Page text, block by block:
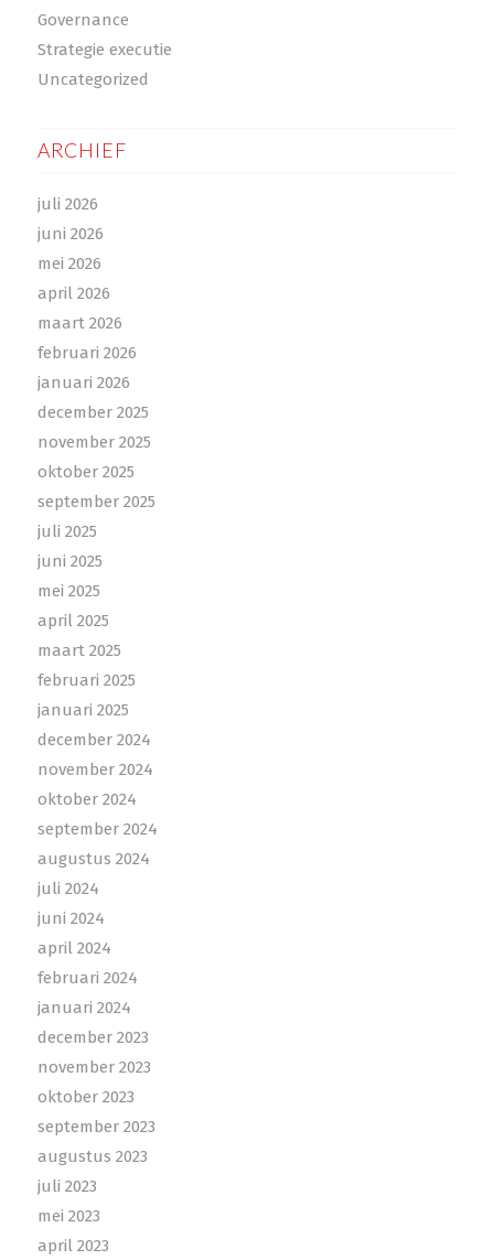
Governance
Strategie executie
Uncategorized
ARCHIEF
juli 2026
juni 2026
mei 2026
april 2026
maart 2026
februari 2026
januari 2026
december 2025
november 2025
oktober 2025
september 2025
juli 2025
juni 2025
mei 2025
april 2025
maart 2025
februari 2025
januari 2025
december 2024
november 2024
oktober 2024
september 2024
augustus 2024
juli 2024
juni 2024
april 2024
februari 2024
januari 2024
december 2023
november 2023
oktober 2023
september 2023
augustus 2023
juli 2023
mei 2023
april 2023